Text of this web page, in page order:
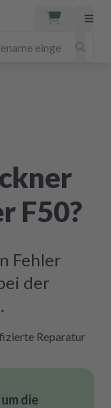
F50?
Fehler
der
Reparatur
die